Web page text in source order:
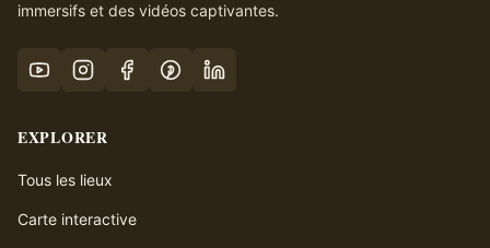
immersifs et des vidéos captivantes.
EXPLORER
Tous les lieux
Carte interactive